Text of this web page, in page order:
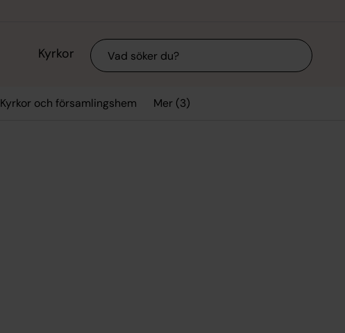
Kyrkor Sök
Kyrkor och församlingshem Mer (3)